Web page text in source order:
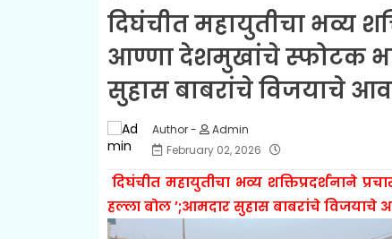
दिघंचीत महायुतीचा भव्य
आण्णा देशमुखांचे स्फोटक
सुहास बाबरांचे विजयाचे
Admin
February 02, 2026
दिघंचीत महायुतीचा भव्य शक्तिप्रदर्शनाने
हल्ला बोल ’;आमदार सुहास बाबरांचे विजयाचे